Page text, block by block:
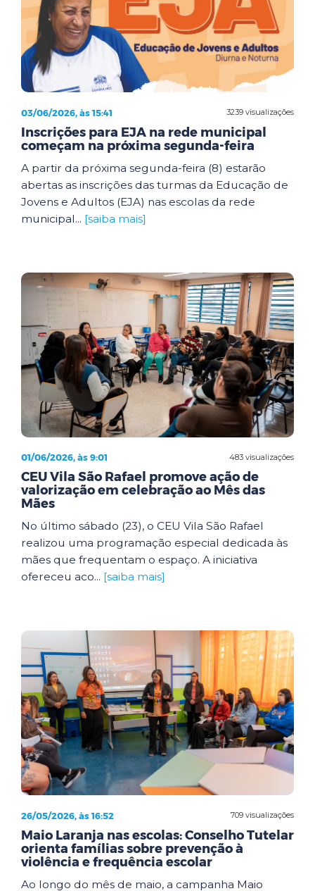
3239 visualizações
03/06/2026, às 15:41
Inscrições para EJA na rede municipal
começam na próxima segunda-feira
A partir da próxima segunda-feira (8) estarão
abertas as inscrições das turmas da Educação de
Jovens e Adultos (EJA) nas escolas da rede
municipal... [saiba mais]
483 visualizações
01/06/2026, às 9:01
CEU Vila São Rafael promove ação de
valorização em celebração ao Mês das
Mães
No último sábado (23), o CEU Vila São Rafael
realizou uma programação especial dedicada às
mães que frequentam o espaço. A iniciativa
ofereceu aco... [saiba mais]
709 visualizações
26/05/2026, às 16:52
Maio Laranja nas escolas: Conselho Tutelar
orienta famílias sobre prevenção à
violência e frequência escolar
Ao longo do mês de maio, a campanha Maio